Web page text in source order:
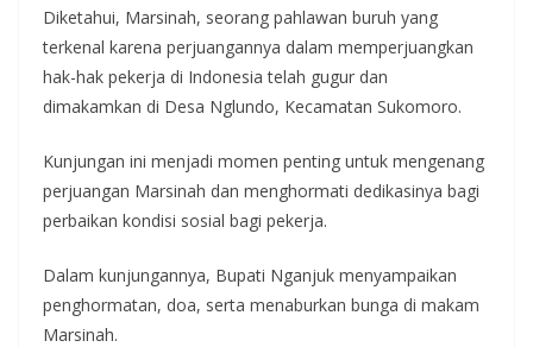
Diketahui, Marsinah, seorang pahlawan buruh yang
terkenal karena perjuangannya dalam memperjuangkan
hak-hak pekerja di Indonesia telah gugur dan
dimakamkan di Desa Nglundo, Kecamatan Sukomoro.
Kunjungan ini menjadi momen penting untuk mengenang
perjuangan Marsinah dan menghormati dedikasinya bagi
perbaikan kondisi sosial bagi pekerja.
Dalam kunjungannya, Bupati Nganjuk menyampaikan
penghormatan, doa, serta menaburkan bunga di makam
Marsinah.